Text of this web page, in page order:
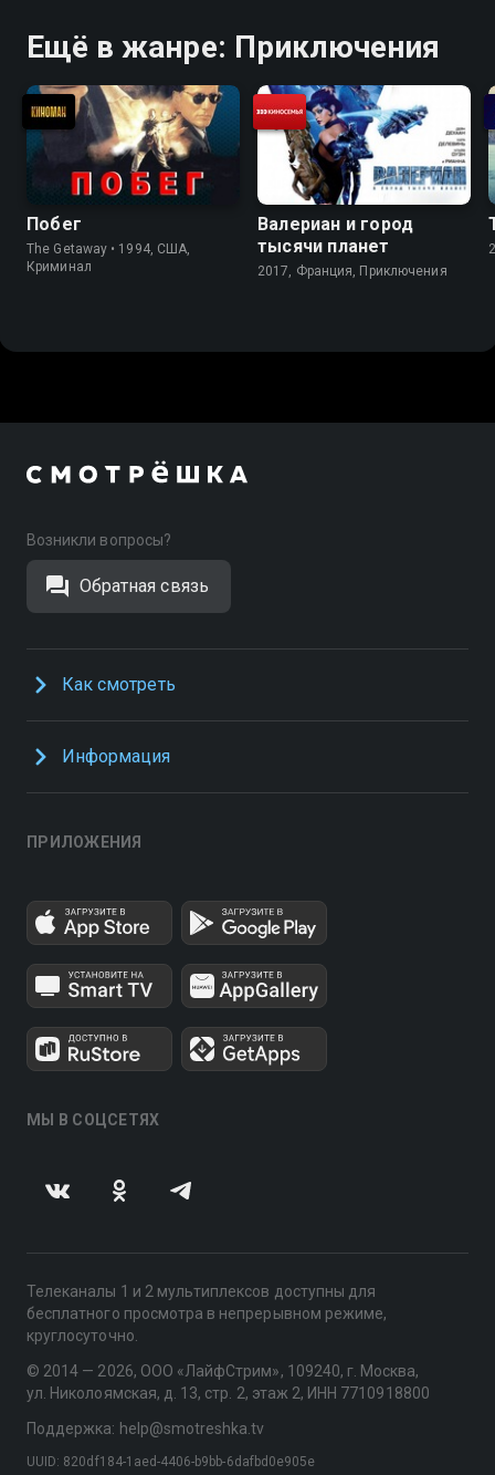
Ещё в жанре: Приключения
Побег
The Getaway • 1994, США,
Криминал
Валериан и город
тысячи планет
2017, Франция, Приключения
Возникли вопросы?
Обратная связь
Как смотреть
Информация
ПРИЛОЖЕНИЯ
МЫ В СОЦСЕТЯХ
Телеканалы 1 и 2 мультиплексов доступны для
бесплатного просмотра в непрерывном режиме,
круглосуточно.
© 2014 — 2026, ООО «ЛайфСтрим», 109240, г. Москва,
ул. Николоямская, д. 13, стр. 2, этаж 2, ИНН 7710918800
Поддержка: help@smotreshka.tv
UUID: 820df184-1aed-4406-b9bb-6dafbd0e905e